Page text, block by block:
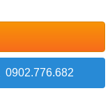
0902.776.682